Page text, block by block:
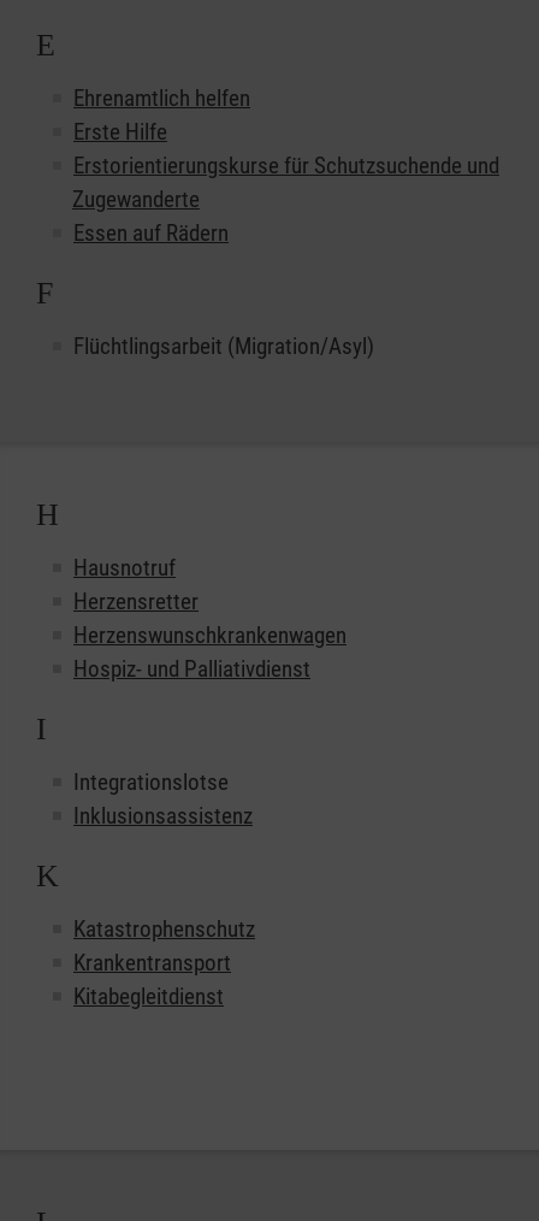
E
Ehrenamtlich helfen
Erste Hilfe
Erstorientierungskurse für Schutzsuchende und
Zugewanderte
Essen auf Rädern
F
Flüchtlingsarbeit (Migration/Asyl)
H
Hausnotruf
Herzensretter
Herzenswunschkrankenwagen
Hospiz- und Palliativdienst
I
Integrationslotse
Inklusionsassistenz
K
Katastrophenschutz
Krankentransport
Kitabegleitdienst